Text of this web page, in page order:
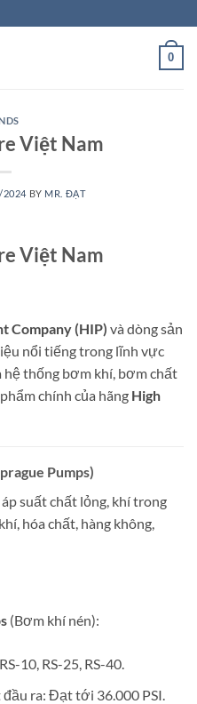
0
Việt Nam
2024 BY MR. ĐẠT
Việt Nam
Company (HIP) và dòng sản
nổi tiếng trong lĩnh vực
hệ thống bơm khí, bơm chất
chính của hãng High
Pumps)
suất chất lỏng, khí trong
hóa chất, hàng không,
(Bơm khí nén):
10, RS-25, RS-40.
ra: Đạt tới 36.000 PSI.